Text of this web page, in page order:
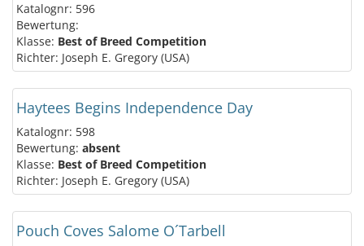
Katalognr: 596
Bewertung:
Klasse: Best of Breed Competition
Richter: Joseph E. Gregory (USA)
Haytees Begins Independence Day
Katalognr: 598
Bewertung: absent
Klasse: Best of Breed Competition
Richter: Joseph E. Gregory (USA)
Pouch Coves Salome O´Tarbell